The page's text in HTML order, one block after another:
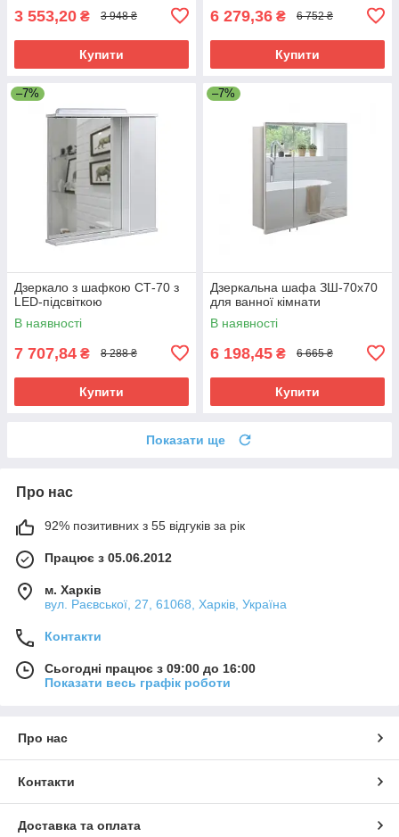
3 553,20 ₴ 3 948 ₴
Купити
6 279,36 ₴ 6 752 ₴
Купити
–7%
Дзеркало з шафкою СТ-70 з
LED-підсвіткою
В наявності
7 707,84 ₴ 8 288 ₴
Купити
–7%
Дзеркальна шафа ЗШ-70x70
для ванної кімнати
В наявності
6 198,45 ₴ 6 665 ₴
Купити
Показати ще
Про нас
92% позитивних з 55 відгуків за рік
Працює з 05.06.2012
м. Харків
вул. Раєвської, 27, 61068, Харків, Україна
Контакти
Сьогодні працює з 09:00 до 16:00
Показати весь графік роботи
Про нас
Контакти
Доставка та оплата